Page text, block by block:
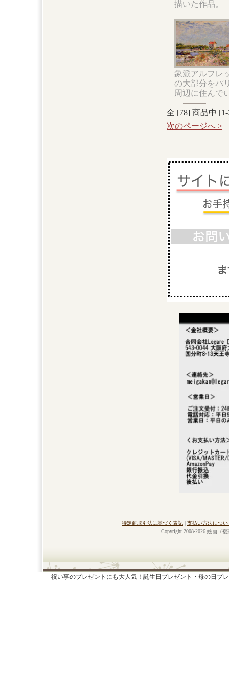
描いた作品。
象派アルフレ
の大部分をパ
周辺に住んで
全 [78] 商品中 [1-
次のページへ >
特定商取引法に基づく表記 | 支払い方法につい
Copyright 2008-2026 絵画（
祝い事のプレゼントにも大人気！誕生日プレゼント・母の日プ